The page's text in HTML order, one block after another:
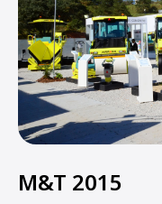
M&T 2015